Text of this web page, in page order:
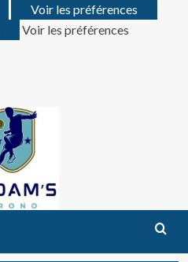
Voir les préférences
Voir les préférences